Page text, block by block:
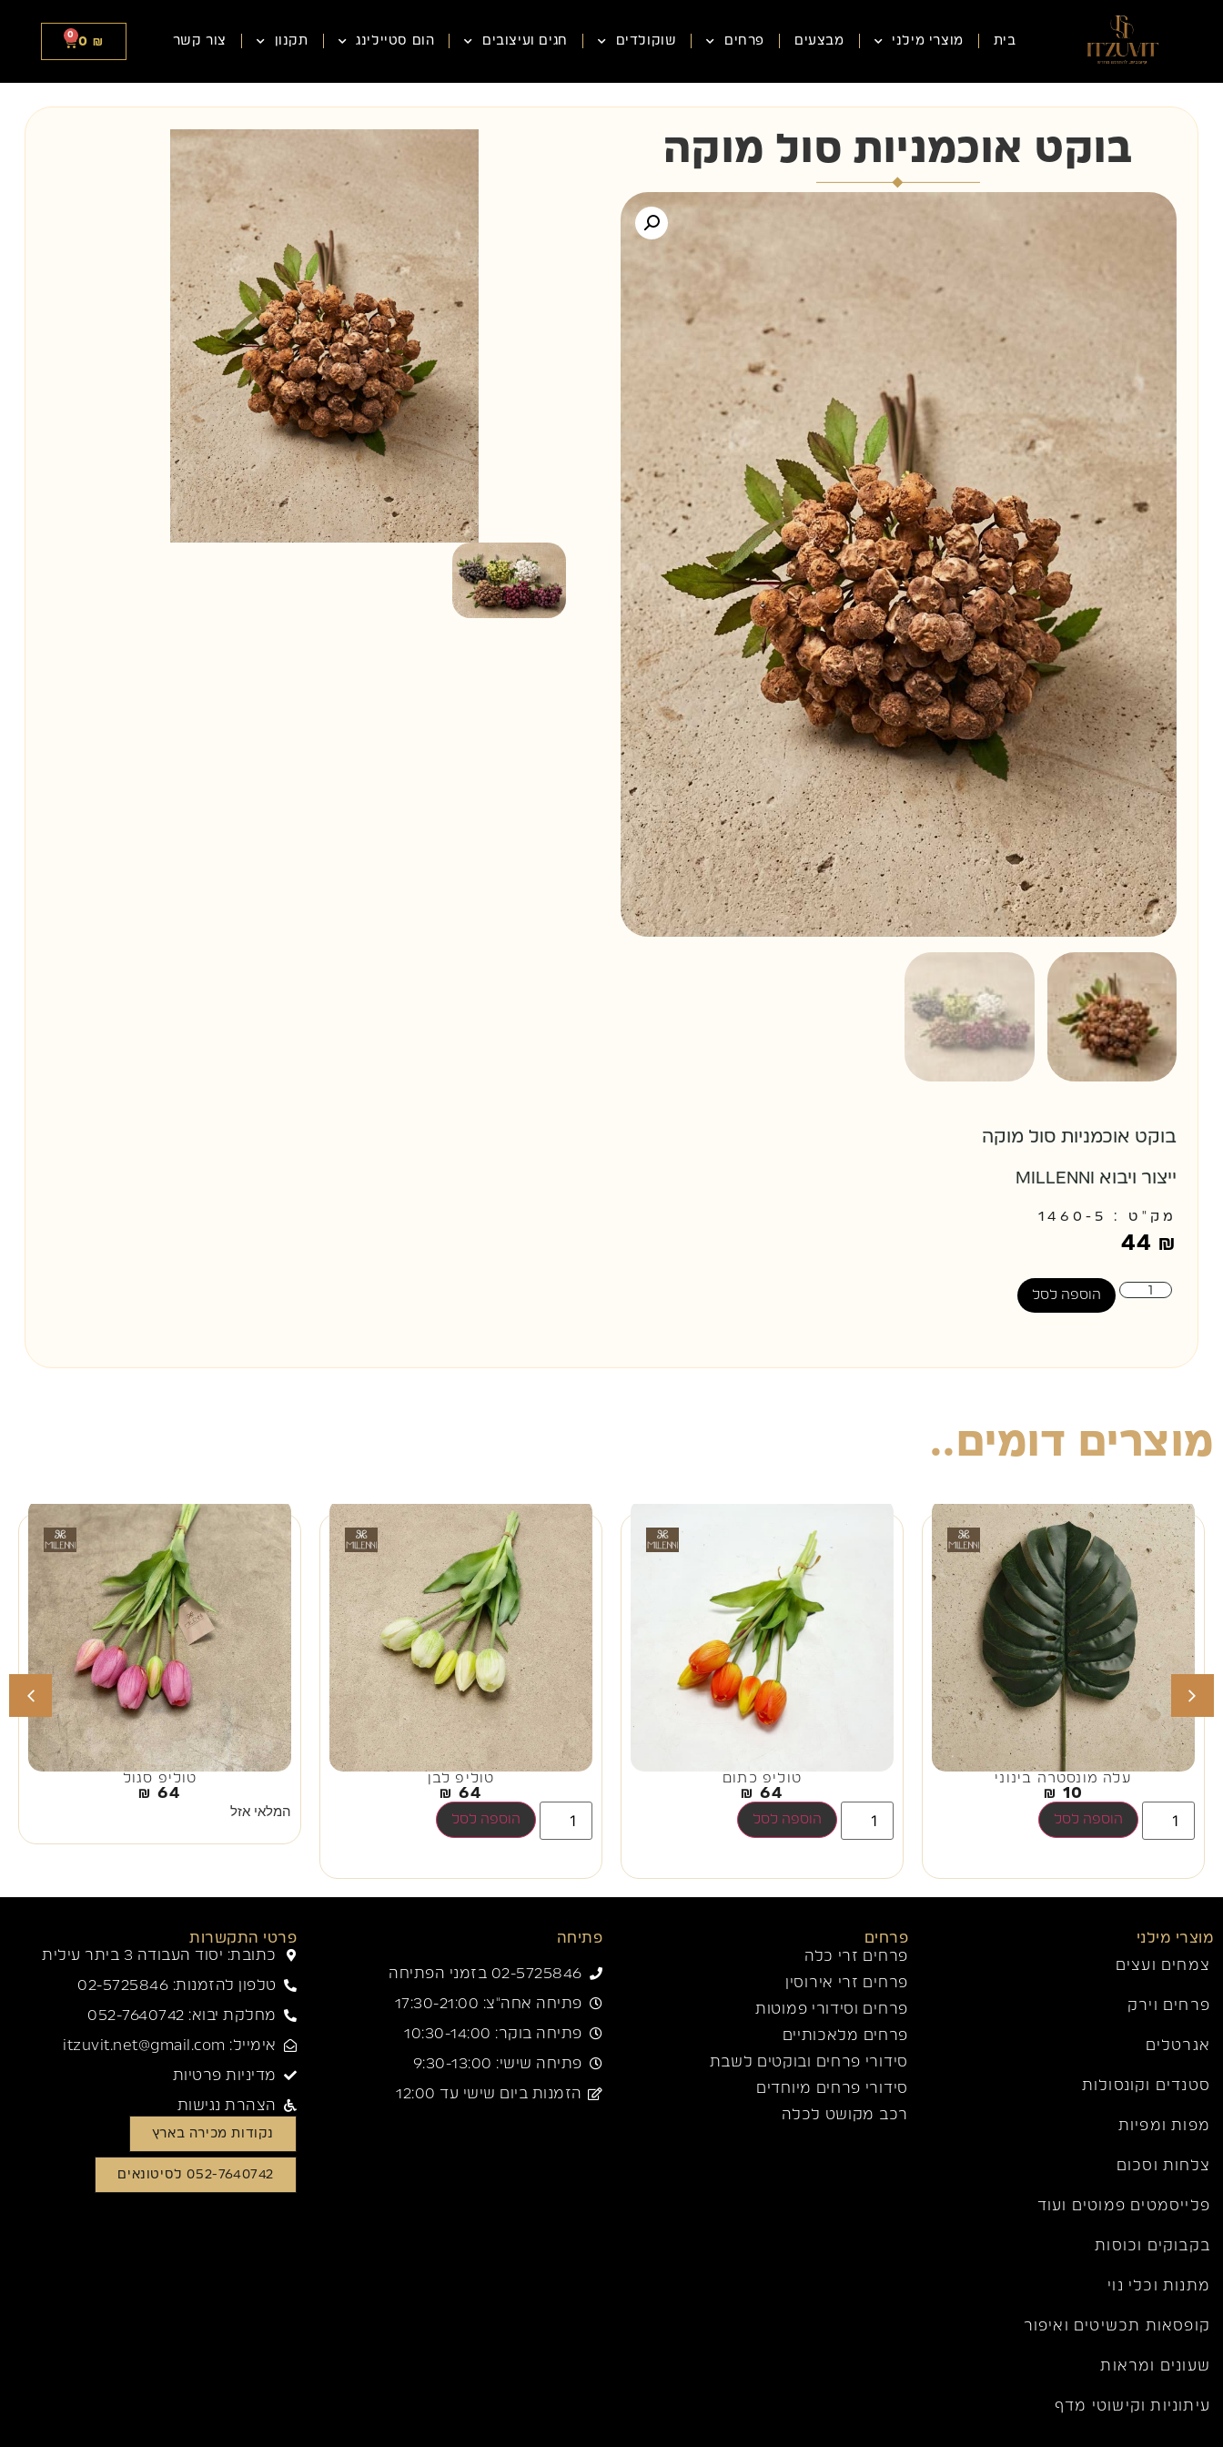
בית מוצרי מילני מבצעים פרחים שוקולדים חגים ועיצובים הום סטיילינג תקנון צור קשר 0₪
0
בוקט אוכמניות סול מוקה
בוקט אוכמניות סול מוקה
ייצור ויבוא MILLENNI
מק"ט : 1460-5
44 ₪
הוספה לסל
מוצרים דומים..
עלה מונסטרה בינוני
10
₪
הוספה לסל
טוליפ כתום
64
₪
הוספה לסל
טוליפ לבן
64
₪
הוספה לסל
טוליפ סגול
64
₪
המלאי אזל
מוצרי מילני
צמחים ועצים
פרחים וירק
אגרטלים
סטנדים וקונסולות
מפות ומפיות
צלחות וסכום
פלייסמטים פמוטים ועוד
בקבוקים וכוסות
מתנות וכלי נוי
קופסאות תכשיטים ואיפור
שעונים ומראות
עיתוניות וקישוטי מדף
פרחים
פרחים זרי כלה
פרחים זרי אירוסין
פרחים וסידורי פמוטות
פרחים מלאכותיים
סידורי פרחים ובוקטים לשבת
סידורי פרחים מיוחדים
רכב מקושט לכלה
פתיחה
02-5725846 בזמני הפתיחה
פתיחה אחה"צ: 17:30-21:00
פתיחה בוקר: 10:30-14:00
פתיחה שישי: 9:30-13:00
הזמנות ביום שישי עד 12:00
פרטי התקשרות
כתובת: יסוד העבודה 3 ביתר עילית
טלפון להזמנות: 02-5725846
מחלקת יבוא: 052-7640742
אימייל: itzuvit.net@gmail.com
מדיניות פרטיות
הצהרת נגישות
נקודות מכירה בארץ
052-7640742 לסיטונאים